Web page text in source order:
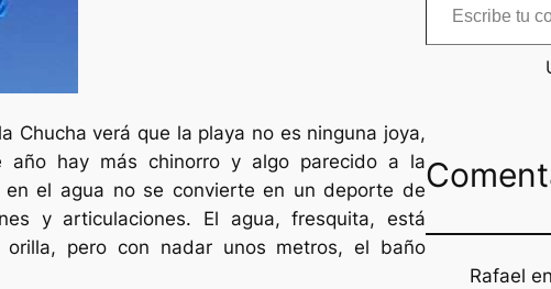
Chucha verá que la playa no es ninguna joya,
año hay más chinorro y algo parecido a la
el agua no se convierte en un deporte de
y articulaciones. El agua, fresquita, está
pero con nadar unos metros, el baño
Rafael en